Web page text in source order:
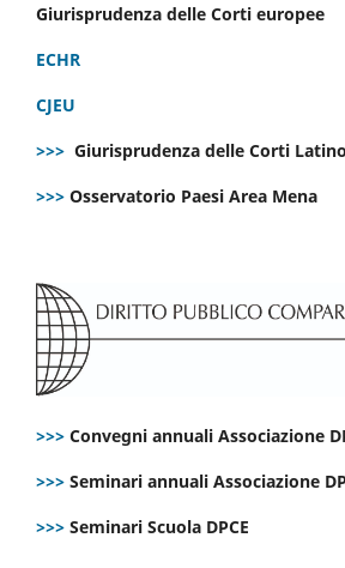
Giurisprudenza delle Corti europee
ECHR
CJEU
>>> Giurisprudenza delle Corti
>>> Osservatorio Paesi Area Mena
>>> Convegni annuali Associazione
>>> Seminari annuali Associazione
>>> Seminari Scuola DPCE